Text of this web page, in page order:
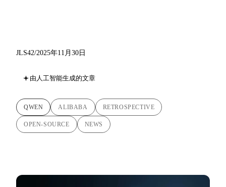
JLS42/2025年11月30日
由人工智能生成的文章
QWEN ALIBABA RETROSPECTIVE
OPEN-SOURCE NEWS